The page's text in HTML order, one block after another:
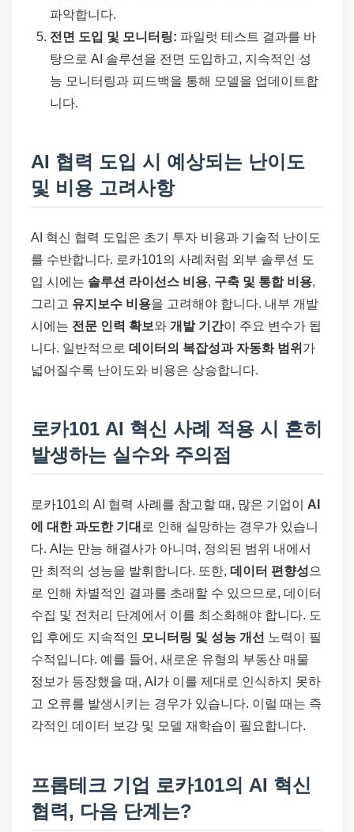
파악합니다.
전면 도입 및 모니터링: 파일럿 테스트 결과를 바
탕으로 AI 솔루션을 전면 도입하고, 지속적인 성
능 모니터링과 피드백을 통해 모델을 업데이트합
니다.
AI 협력 도입 시 예상되는 난이도
및 비용 고려사항
AI 혁신 협력 도입은 초기 투자 비용과 기술적 난이도
를 수반합니다. 로카101의 사례처럼 외부 솔루션 도
입 시에는 솔루션 라이선스 비용, 구축 및 통합 비용,
그리고 유지보수 비용을 고려해야 합니다. 내부 개발
시에는 전문 인력 확보와 개발 기간이 주요 변수가 됩
니다. 일반적으로 데이터의 복잡성과 자동화 범위 가
넓어질수록 난이도와 비용은 상승합니다.
로카101 AI 혁신 사례 적용 시 흔히
발생하는 실수와 주의점
로카101의 AI 협력 사례를 참고할 때, 많은 기업이 AI
에 대한 과도한 기대 로 인해 실망하는 경우가 있습니
다. AI는 만능 해결사가 아니며, 정의된 범위 내에서
만 최적의 성능을 발휘합니다. 또한, 데이터 편향성으
로 인해 차별적인 결과를 초래할 수 있으므로, 데이터
수집 및 전처리 단계에서 이를 최소화해야 합니다. 도
입 후에도 지속적인 모니터링 및 성능 개선 노력이 필
수적입니다. 예를 들어, 새로운 유형의 부동산 매물
정보가 등장했을 때, AI가 이를 제대로 인식하지 못하
고 오류를 발생시키는 경우가 있습니다. 이럴 때는 즉
각적인 데이터 보강 및 모델 재학습이 필요합니다.
프롭테크 기업 로카101의 AI 혁신
협력, 다음 단계는?